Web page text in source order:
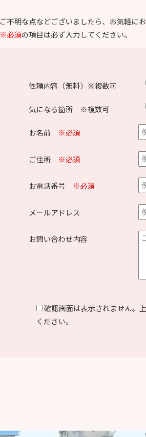
ご不明な点などございましたら、お気軽に
※必須の項目は必ず入力してください。
依頼内容（無料）※複数可
気になる箇所 ※複数可
お名前 ※必須
ご住所 ※必須
お電話番号 ※必須
メールアドレス
お問い合わせ内容
確認画面は表示されません。
ください。